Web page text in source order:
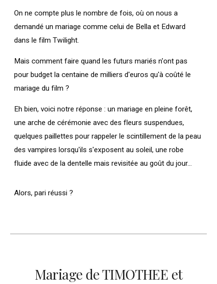
On ne compte plus le nombre de fois, où on nous a
demandé un mariage comme celui de Bella et Edward
dans le film Twilight.
Mais comment faire quand les futurs mariés n'ont pas
pour budget la centaine de milliers d'euros qu'à coûté le
mariage du film ?
Eh bien, voici notre réponse : un mariage en pleine forêt,
une arche de cérémonie avec des fleurs suspendues,
quelques paillettes pour rappeler le scintillement de la peau
des vampires lorsqu'ils s'exposent au soleil, une robe
fluide avec de la dentelle mais revisitée au goût du jour...
Alors, pari réussi ?
Mariage de TIMOTHEE et